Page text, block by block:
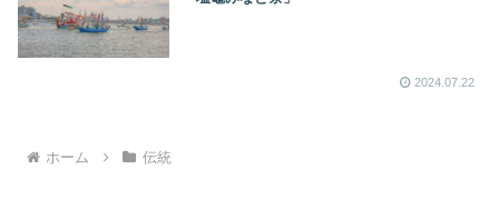
2024.07.22
ホーム 伝統